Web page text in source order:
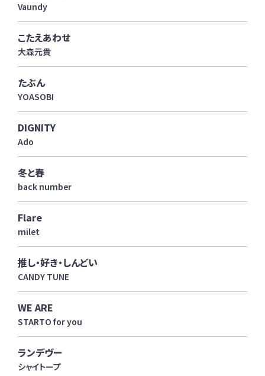
Vaundy
こたえあわせ
大森元貴
たぶん
YOASOBI
DIGNITY
Ado
冬と春
back number
Flare
milet
推し・好き・しんどい
CANDY TUNE
WE ARE
STARTO for you
ランデヴー
シャイトープ